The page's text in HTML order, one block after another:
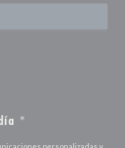
*
personalizadas y